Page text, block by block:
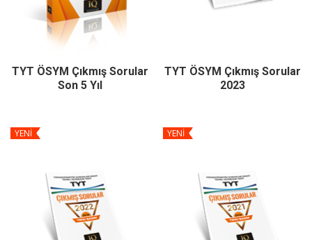
TYT ÖSYM Çıkmış Sorular
Son 5 Yıl
TYT ÖSYM Çıkmış Sorular
2023
YENİ YENİ